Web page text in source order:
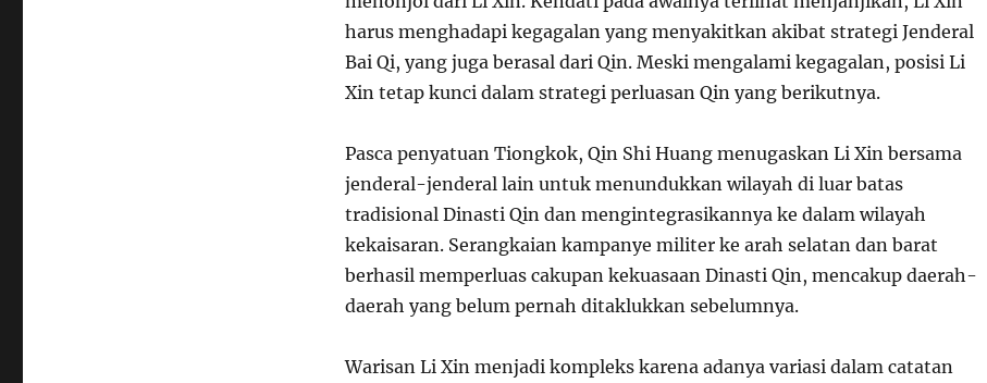
harus menghadapi kegagalan yang menyakitkan akibat strategi Jenderal
Bai Qi, yang juga berasal dari Qin. Meski mengalami kegagalan, posisi Li
Xin tetap kunci dalam strategi perluasan Qin yang berikutnya.
Pasca penyatuan Tiongkok, Qin Shi Huang menugaskan Li Xin bersama
jenderal-jenderal lain untuk menundukkan wilayah di luar batas
tradisional Dinasti Qin dan mengintegrasikannya ke dalam wilayah
kekaisaran. Serangkaian kampanye militer ke arah selatan dan barat
berhasil memperluas cakupan kekuasaan Dinasti Qin, mencakup daerah-
daerah yang belum pernah ditaklukkan sebelumnya.
Warisan Li Xin menjadi kompleks karena adanya variasi dalam catatan